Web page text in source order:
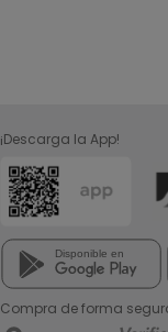
¡Descarga la App!
Compra de forma